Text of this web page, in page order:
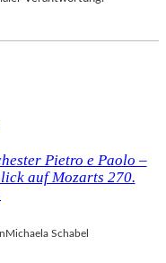
Pietro e Paolo –
auf Mozarts 270.
Michaela Schabel